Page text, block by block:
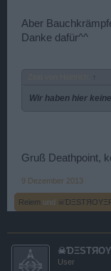
Aber
Danke dafür^^
↑
Wir haben hier
Gruß Deathpoint,
9 Dezember 2013
Reiem und
User